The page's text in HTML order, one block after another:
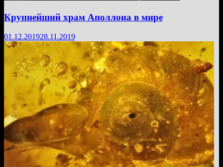
Крупнейший храм Аполлона в мире
01.12.201928.11.2019